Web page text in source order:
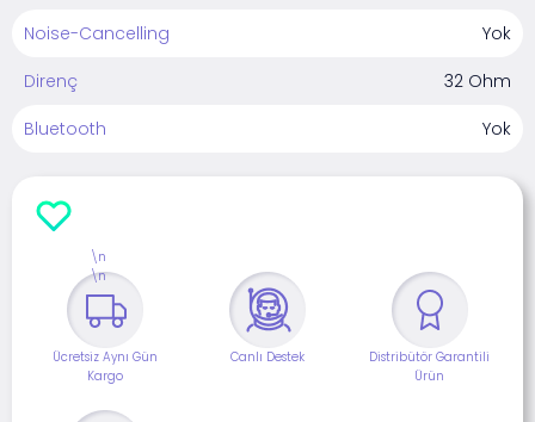
Noise-Cancelling
Yok
Direnç
32 Ohm
Bluetooth
Yok
Ücretsiz Aynı Gün
Kargo
Canlı Destek
Distribütör Garantili
Ürün
\n
\n